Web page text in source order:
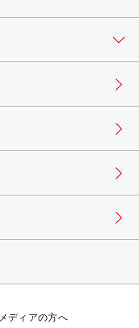
メディアの方へ